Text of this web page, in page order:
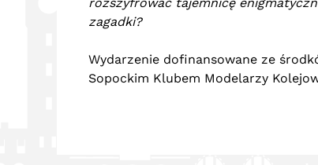
zagadki?
Wydarzenie dofinansowane ze
Sopockim Klubem Modelarzy